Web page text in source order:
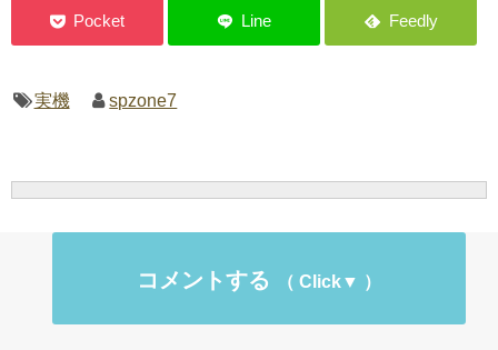
実機 spzone7
コメントする